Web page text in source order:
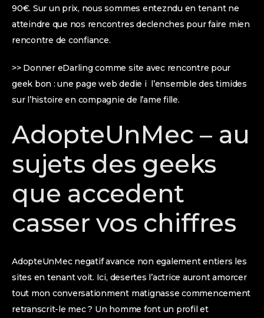
90€. Sur un prix, nous sommes entezndu en tenant ne
atteindre que nos rencontres declenches pour faire mien
rencontre de confiance.
>> Donner eDarling comme site avec rencontre pour
geek bon : une page web dedie i l’ensemble des timides
sur l’histoire en compagnie de l’ame fille.
AdopteUnMec – au
sujets des geeks
que accedent
casser vos chiffres
AdopteUnMec negatif avance non egalement entiers les
sites en tenant voit. Ici, desertes l’actrice auront amorcer
tout mon conversationment matignasse commencement
retranscrit-le mec ? Un homme font un profil et